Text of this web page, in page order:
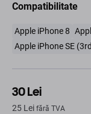
Compatibilitate
Apple iPhone 8
Apple iPhone SE
30 Lei
25 Lei fără TVA